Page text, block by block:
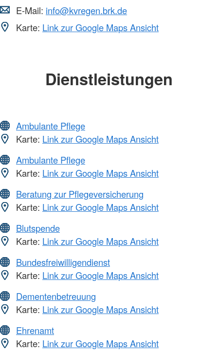
E-Mail: info@kvregen.brk.de
Karte: Link zur Google Maps Ansicht
Dienstleistungen
Ambulante Pflege
Karte: Link zur Google Maps Ansicht
Ambulante Pflege
Karte: Link zur Google Maps Ansicht
Beratung zur Pflegeversicherung
Karte: Link zur Google Maps Ansicht
Blutspende
Karte: Link zur Google Maps Ansicht
Bundesfreiwilligendienst
Karte: Link zur Google Maps Ansicht
Dementenbetreuung
Karte: Link zur Google Maps Ansicht
Ehrenamt
Karte: Link zur Google Maps Ansicht